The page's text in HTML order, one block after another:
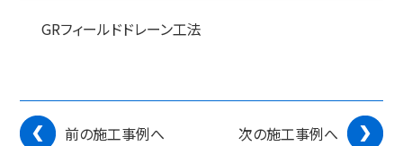
GRフィールドドレーン工法
前の施工事例へ 次の施工事例へ